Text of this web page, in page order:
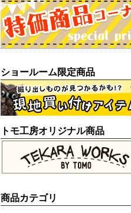
ショールーム限定商品
トモ工房オリジナル商品
商品カテゴリ